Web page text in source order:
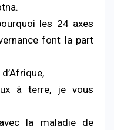
les 24 axes
font la part
à terre, je vous
la maladie de